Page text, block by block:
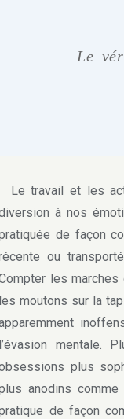
Le
Le travail et les
à nos
de façon
ou
les marches
les moutons sur la
l’évasion mentale.
plus
anodins
de façon